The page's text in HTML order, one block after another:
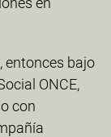
entonces bajo
ONCE,
con